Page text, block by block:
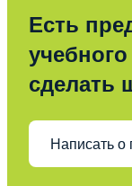
Есть
сделать
Написать о